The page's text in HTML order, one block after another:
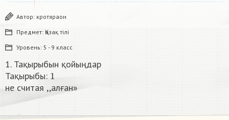
Автор: кротяраон
Предмет: Қазақ тiлi
Уровень: 5 - 9 класс
1. Тақырыбын қойыңдар
Тақырыбы: 1
не считая ,,алған»​